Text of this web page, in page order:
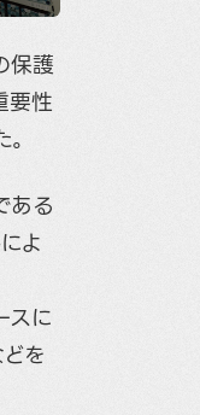
保護
要性
ある
よ
スに
を